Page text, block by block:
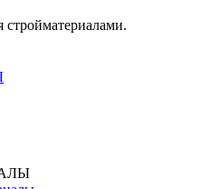
стройматериалами.